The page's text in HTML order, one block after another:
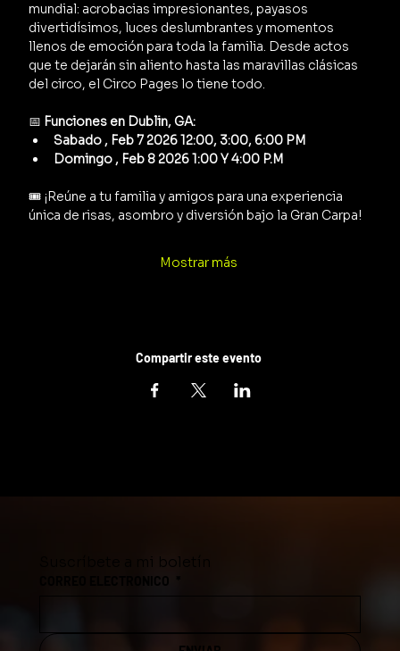
mundial: acrobacias impresionantes, payasos
divertidísimos, luces deslumbrantes y momentos
llenos de emoción para toda la familia. Desde actos
que te dejarán sin aliento hasta las maravillas clásicas
del circo, el Circo Pages lo tiene todo.
📅 Funciones en Dublin, GA:
Sabado , Feb 7 2026 12:00, 3:00, 6:00 PM
Domingo , Feb 8 2026 1:00 Y 4:00 P.M
🎟️ ¡Reúne a tu familia y amigos para una experiencia
única de risas, asombro y diversión bajo la Gran Carpa!
Mostrar más
Compartir este evento
Suscríbete a mi boletín
CORREO ELECTRONICO